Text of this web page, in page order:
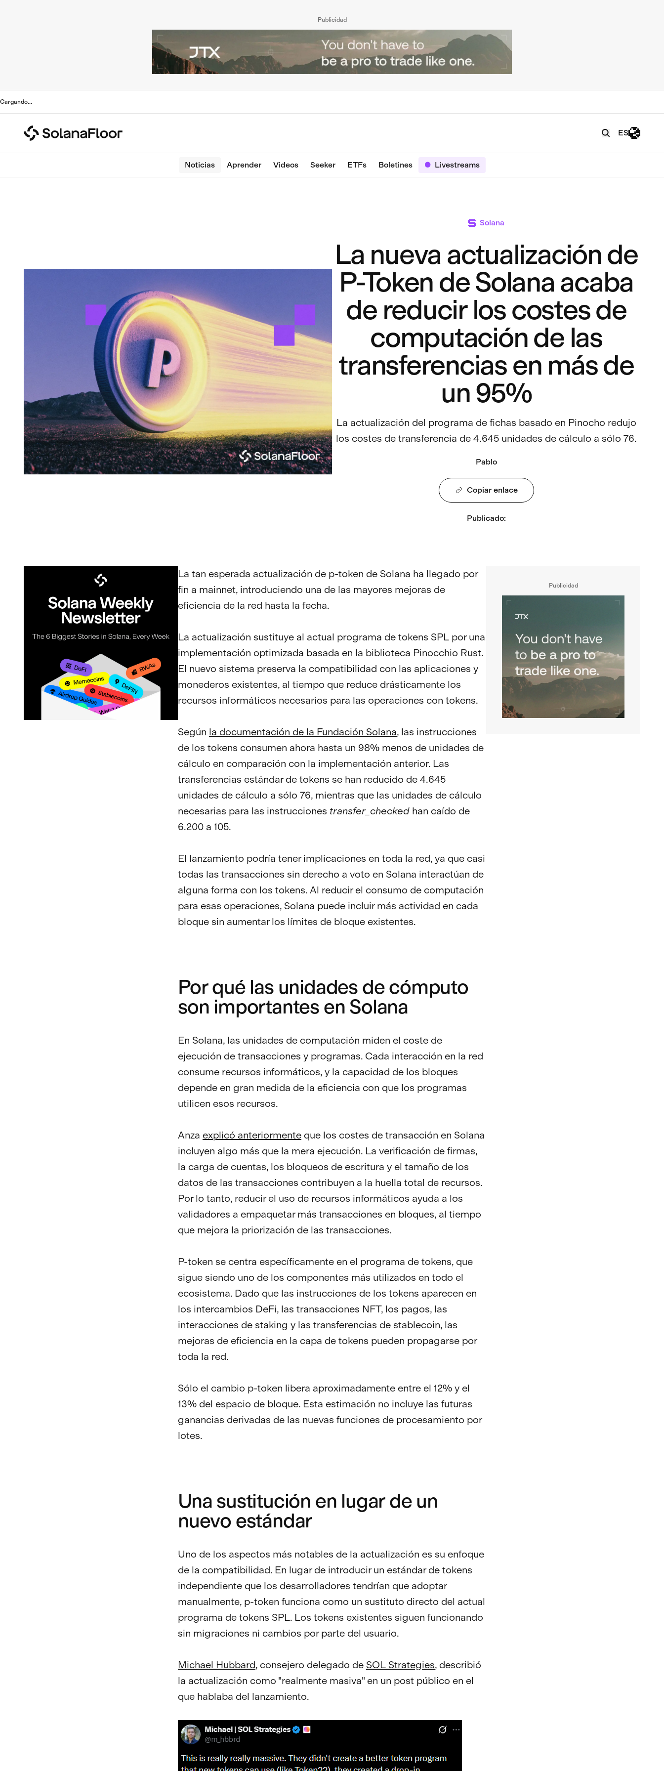
Publicidad
Cargando...
ES
Noticias Aprender Videos Seeker ETFs Boletines Livestreams
Solana
La nueva actualización de
P-Token de Solana acaba
de reducir los costes de
computación de las
transferencias en más de
un 95%
La actualización del programa de fichas basado en Pinocho redujo
los costes de transferencia de 4.645 unidades de cálculo a sólo 76.
Pablo
Copiar enlace
Publicado:
La tan esperada actualización de p-token de Solana ha llegado por
fin a mainnet, introduciendo una de las mayores mejoras de
eficiencia de la red hasta la fecha.
La actualización sustituye al actual programa de tokens SPL por una
implementación optimizada basada en la biblioteca Pinocchio Rust.
El nuevo sistema preserva la compatibilidad con las aplicaciones y
monederos existentes, al tiempo que reduce drásticamente los
recursos informáticos necesarios para las operaciones con tokens.
Según la documentación de la Fundación Solana, las instrucciones
de los tokens consumen ahora hasta un 98% menos de unidades de
cálculo en comparación con la implementación anterior. Las
transferencias estándar de tokens se han reducido de 4.645
unidades de cálculo a sólo 76, mientras que las unidades de cálculo
necesarias para las instrucciones transfer_checked han caído de
6.200 a 105.
El lanzamiento podría tener implicaciones en toda la red, ya que casi
todas las transacciones sin derecho a voto en Solana interactúan de
alguna forma con los tokens. Al reducir el consumo de computación
para esas operaciones, Solana puede incluir más actividad en cada
bloque sin aumentar los límites de bloque existentes.
Por qué las unidades de cómputo
son importantes en Solana
En Solana, las unidades de computación miden el coste de
ejecución de transacciones y programas. Cada interacción en la red
consume recursos informáticos, y la capacidad de los bloques
depende en gran medida de la eficiencia con que los programas
utilicen esos recursos.
Anza explicó anteriormente que los costes de transacción en Solana
incluyen algo más que la mera ejecución. La verificación de firmas,
la carga de cuentas, los bloqueos de escritura y el tamaño de los
datos de las transacciones contribuyen a la huella total de recursos.
Por lo tanto, reducir el uso de recursos informáticos ayuda a los
validadores a empaquetar más transacciones en bloques, al tiempo
que mejora la priorización de las transacciones.
P-token se centra específicamente en el programa de tokens, que
sigue siendo uno de los componentes más utilizados en todo el
ecosistema. Dado que las instrucciones de los tokens aparecen en
los intercambios DeFi, las transacciones NFT, los pagos, las
interacciones de staking y las transferencias de stablecoin, las
mejoras de eficiencia en la capa de tokens pueden propagarse por
toda la red.
Sólo el cambio p-token libera aproximadamente entre el 12% y el
13% del espacio de bloque. Esta estimación no incluye las futuras
ganancias derivadas de las nuevas funciones de procesamiento por
lotes.
Una sustitución en lugar de un
nuevo estándar
Uno de los aspectos más notables de la actualización es su enfoque
de la compatibilidad. En lugar de introducir un estándar de tokens
independiente que los desarrolladores tendrían que adoptar
manualmente, p-token funciona como un sustituto directo del actual
programa de tokens SPL. Los tokens existentes siguen funcionando
sin migraciones ni cambios por parte del usuario.
Michael Hubbard, consejero delegado de SOL Strategies, describió
la actualización como "realmente masiva" en un post público en el
que hablaba del lanzamiento.
Publicidad